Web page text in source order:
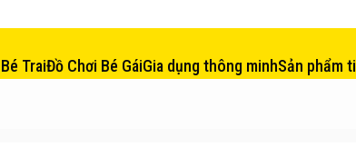
TraiĐồ Chơi Bé GáiGia dụng thông minhSản phẩm